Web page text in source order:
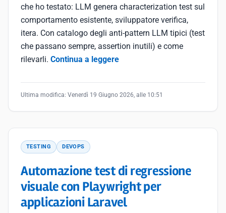
che ho testato: LLM genera characterization test sul
comportamento esistente, sviluppatore verifica,
itera. Con catalogo degli anti-pattern LLM tipici (test
che passano sempre, assertion inutili) e come
rilevarli. Continua a leggere
Ultima modifica: Venerdì 19 Giugno 2026, alle 10:51
TESTING DEVOPS
Automazione test di regressione
visuale con Playwright per
applicazioni Laravel